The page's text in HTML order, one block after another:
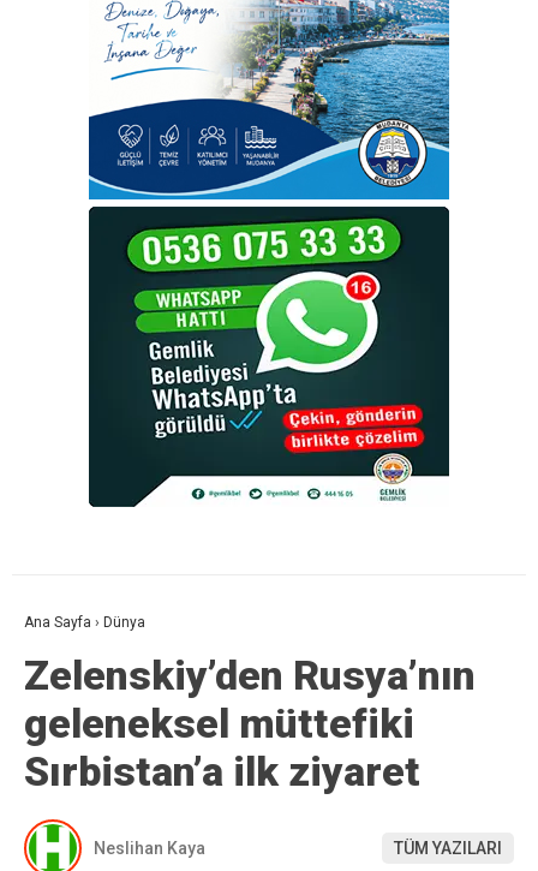
Ana Sayfa › Dünya
Zelenskiy’den Rusya’nın
geleneksel müttefiki
Sırbistan’a ilk ziyaret
Neslihan Kaya TÜM YAZILARI